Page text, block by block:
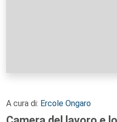
A cura di: Ercole Ongaro